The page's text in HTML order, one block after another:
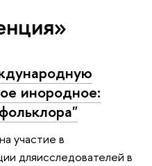
инородное:
участие в
дляисследователей в